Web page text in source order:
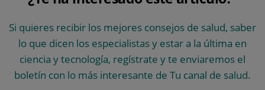
Si quieres recibir los mejores consejos de salud, saber
lo que dicen los especialistas y estar a la última en
ciencia y tecnología, regístrate y te enviaremos el
boletín con lo más interesante de Tu canal de salud.